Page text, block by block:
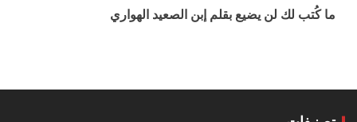
ما كُتب لك لن يضيع بقلم إبن الصعيد الهواري